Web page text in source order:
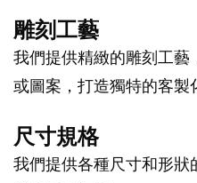
雕刻工藝
我們提供精緻的雕刻工藝
或圖案，打造獨特的客製
尺寸規格
我們提供各種尺寸和形狀